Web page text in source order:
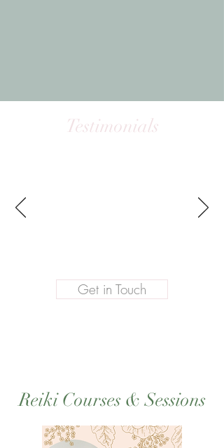
Testimonials
لرفع نفسي من الصدمات وأكون شخصًا
Get in Touch
Reiki Courses & Sessions